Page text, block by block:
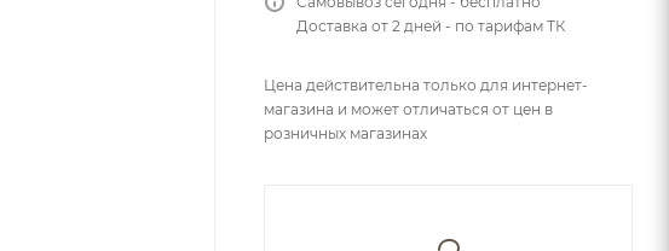
Доставка от 2 дней - по тарифам ТК
Цена действительна только для интернет-
магазина и может отличаться от цен в
розничных магазинах